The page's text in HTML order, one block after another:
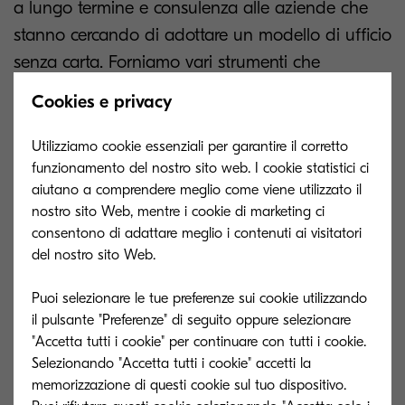
a lungo termine e consulenza alle aziende che
stanno cercando di adottare un modello di ufficio
senza carta. Forniamo vari strumenti che
supportano le organizzazioni nel catturare i dati
dai documenti cartacei, quindi digitalizzarli e
organizzarli in un repository sicuro e centralizzato,
automatizzando i processi con questi dati
digitalizzati per semplificare i flussi di lavoro.
Kyocera è il tuo partner aziendale per una
digitalizzazione efficiente.
Ridurre la produzione di stampe della tua
azienda ai soli essenziali non solo rappresenta un
ottimo passo verso un futuro digitale e moderno,
ma è anche la scelta più sostenibile. Ridurre l'uso
Cookies e privacy
Utilizziamo cookie essenziali per garantire il corretto
funzionamento del nostro sito web. I cookie statistici ci
aiutano a comprendere meglio come viene utilizzato il
nostro sito Web, mentre i cookie di marketing ci
consentono di adattare meglio i contenuti ai visitatori
del nostro sito Web.
Puoi selezionare le tue preferenze sui cookie utilizzando
il pulsante "Preferenze" di seguito oppure selezionare
"Accetta tutti i cookie" per continuare con tutti i cookie.
Selezionando "Accetta tutti i cookie" accetti la
memorizzazione di questi cookie sul tuo dispositivo.